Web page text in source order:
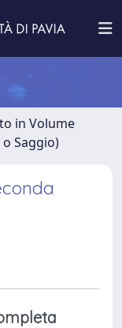
in Volume
Saggio)